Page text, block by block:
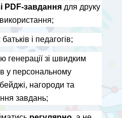
PDF-завдання для друку
і педагогів;
генерації зі швидким
у персональному
нагороди та
завдань;